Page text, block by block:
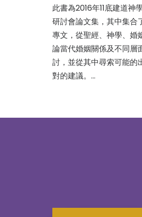
此書為2016年11底建道神
研討會論文集，其中集合
專文，從聖經、神學、婚
論當代婚姻關係及不同層
討，並從其中尋索可能的
對的建議。…